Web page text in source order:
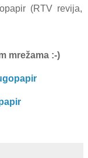
(RTV revija,
mrežama :-)